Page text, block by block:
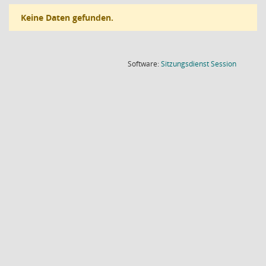
Keine Daten gefunden.
Software:SitzungsdienstSession(Wird in